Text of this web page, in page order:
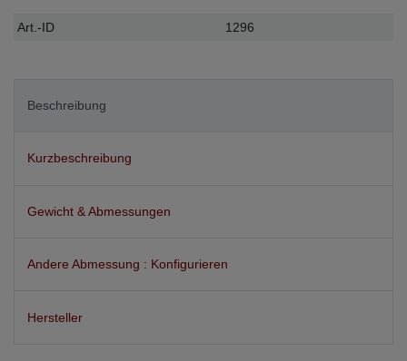
Technisches
Wert
Art.-ID 1296
Beschreibung
Kurzbeschreibung
Gewicht & Abmessungen
Andere Abmessung : Konfigurieren
Hersteller